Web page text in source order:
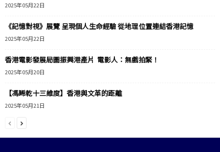
2025年05月22日
《記憶對視》展覽 呈現個人生命經驗 從地理位置連結香港記憶
2025年05月22日
香港電影發展局圖振興港產片 電影人：無戲拍緊！
2025年05月20日
【馮睎乾十三維度】香港與文革的距離
2025年05月21日